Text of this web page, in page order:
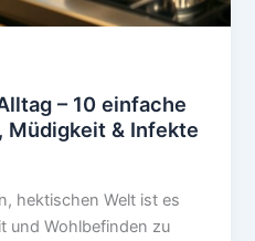
– 10 einfache
Müdigkeit & Infekte
hektischen Welt ist es
und Wohlbefinden zu